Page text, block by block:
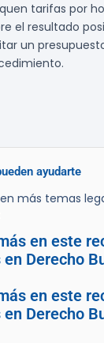
tarifas por
el resultado
un
ayudarte
más temas
en este
Derecho
en este
Derecho